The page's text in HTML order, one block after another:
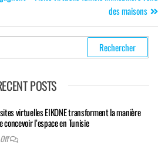
des maisons
POSTS
virtuelles EIKONE transforment la manière
l’espace en Tunisie
Off